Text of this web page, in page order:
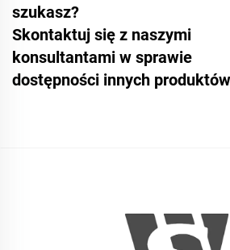
szukasz?
Skontaktuj się z naszymi
konsultantami w sprawie
dostępności innych